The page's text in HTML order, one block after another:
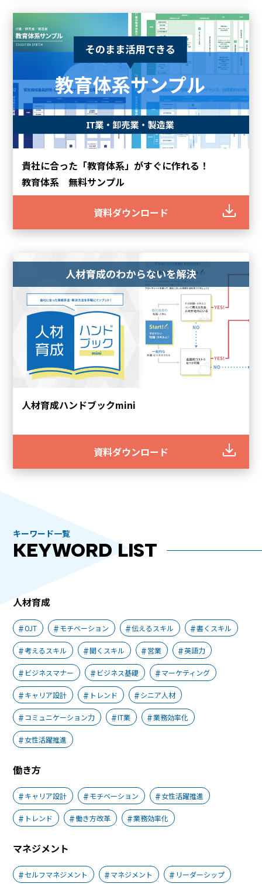
貴社に合った「教育体系」がすぐに作れる！
教育体系 無料サンプル
資料ダウンロード
人材育成ハンドブックmini
資料ダウンロード
キーワード一覧
KEYWORD LIST
人材育成
OJT モチベーション 伝えるスキル 書くスキル
考えるスキル 聞くスキル 営業 英語力
ビジネスマナー ビジネス基礎 マーケティング
キャリア設計 トレンド シニア人材
コミュニケーション力 IT業 業務効率化
女性活躍推進
働き方
キャリア設計 モチベーション 女性活躍推進
トレンド 働き方改革 業務効率化
マネジメント
セルフマネジメント マネジメント リーダーシップ